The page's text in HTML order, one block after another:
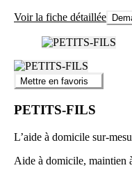
Voir la fiche détaillée
Mettre en favoris
PETITS-FILS
L’aide à domicile sur-
Aide à domicile, maintien